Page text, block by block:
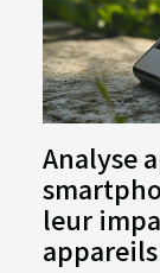
Analyse
leur
appareils